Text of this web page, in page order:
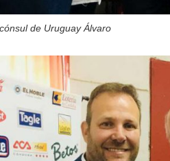
de Uruguay Álvaro